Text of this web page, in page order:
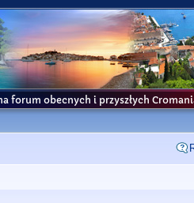
forum obecnych i przyszłych